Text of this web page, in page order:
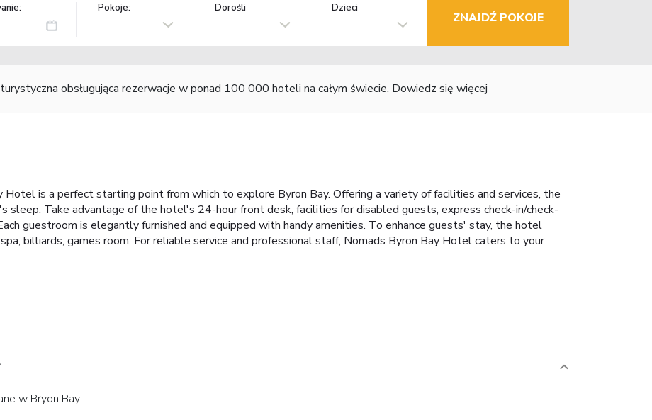
Pokoje: Dorośli Dzieci
ZNAJDŹ POKOJE
obsługująca rezerwacje w ponad 100 000 hoteli na całym świecie. Dowiedz się więcej
Hotel is a perfect starting point from which to explore Byron Bay. Offering a variety of facilities and services, the
sleep. Take advantage of the hotel's 24-hour front desk, facilities for disabled guests, express check-in/check-
guestroom is elegantly furnished and equipped with handy amenities. To enhance guests' stay, the hotel
billiards, games room. For reliable service and professional staff, Nomads Byron Bay Hotel caters to your
w Bryon Bay.